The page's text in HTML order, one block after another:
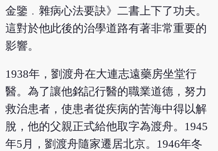
金鑒﹒雜病心法要訣》二書上下了功夫。
這對於他此後的治學道路有著非常重要的
影響。
1938年，劉渡舟在大連志遠藥房坐堂行
醫。為了讓他銘記行醫的職業道德，努力
救治患者，使患者從疾病的苦海中得以解
脫，他的父親正式給他取字為渡舟。1945
年5月，劉渡舟隨家遷居北京。1946年冬